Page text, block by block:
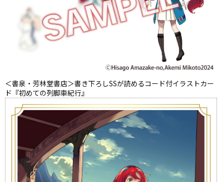
＜書泉・芳林堂書店＞書き下ろしSSが読めるコード付イラストカー
ド『初めての列脚車紀行』